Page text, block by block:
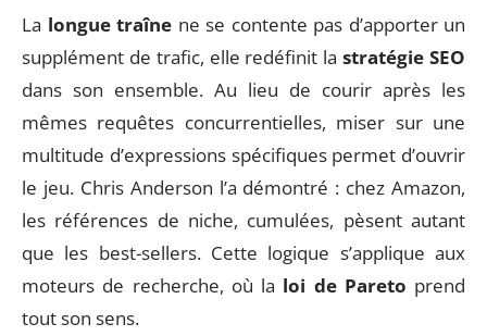
La longue traîne ne se contente pas d’apporter un
supplément de trafic, elle redéfinit lastratégie SEO
dans son ensemble. Au lieu de courir après les
mêmes requêtes concurrentielles, miser sur une
multitude d’expressions spécifiques permet d’ouvrir
le jeu. Chris Anderson l’a démontré : chez Amazon,
les références de niche, cumulées, pèsent autant
que les best-sellers. Cette logique s’applique aux
moteurs de recherche, où la loi de Pareto prend
tout son sens.